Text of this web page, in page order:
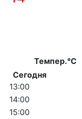
Темпер.°C
Сегодня
13:00
14:00
15:00